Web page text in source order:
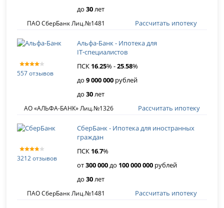
до30лет
ПАО СберБанк Лиц.№1481 Рассчитать ипотеку
557 отзывов
Альфа-Банк - Ипотека для
IT‑специалистов
ПСК 16.25% -25.58%
до9 000 000 рублей
до30лет
АО «АЛЬФА-БАНК» Лиц.№1326 Рассчитать ипотеку
3212 отзывов
СберБанк - Ипотека для иностранных
граждан
ПСК 16.7%
от300 000до 100 000 000 рублей
до30лет
ПАО СберБанк Лиц.№1481 Рассчитать ипотеку